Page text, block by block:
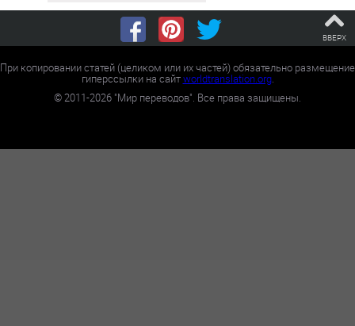
ВВЕРХ
При копировании статей (целиком или их частей) обязательно размещение
гиперссылки на сайтworldtranslation.org.
©2011-2026 "Мир переводов". Все права защищены.